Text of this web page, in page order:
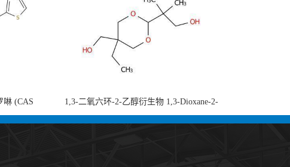
啉 (CAS
3,8-di-2-
1,3-二氧六环-2-乙醇衍生物 1,3-Dioxane-2-
ethanol, 5-ethyl-5-(hydroxymethyl)-β,β-